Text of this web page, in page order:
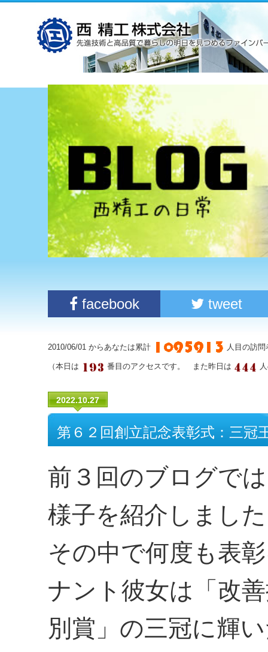
facebook tweet
2010/06/01 からあなたは累計 人目の訪
（本日は 番目のアクセスです。 また昨日は
2022.10.27
第６２回創立記念表彰式：三冠
前３回のブログで
様子を紹介しまし
その中で何度も表
ナント彼女は「改
別賞」の三冠に輝